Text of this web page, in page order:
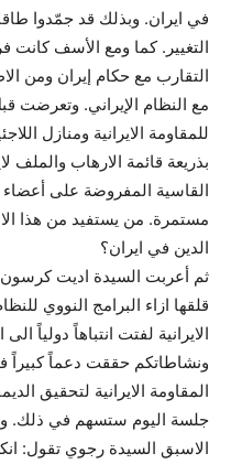
في ايران. وبذلك قد جمّدوا
التغيير. كما ومع الأسف كانت
التقارب مع حكام إيران ومن
مع النظام الإيراني. وتعرضت
للمقاومة الايرانية ومنازل
بذريعة قائمة الارهاب والملف
القاسية المفروضة على أعضاء
مستمرة. من يستفيد من هذا
الدين في ايران؟
ثم أعربت السيدة اديت كرسون
قلقها ازاء البرامج النووي
الايرانية لفتت انتباهاً دولياً
ونشاطاتكم حققت دعماً كبيراً
المقاومة الايرانية لتحقيق
جلسة اليوم ستسهم في ذلك.
الاسبق السيدة رجوي تقول: